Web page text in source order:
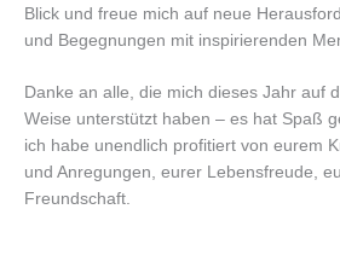
Blick und freue mich auf neue
und Begegnungen mit inspirierenden
Danke an alle, die mich dieses Jahr auf
Weise unterstützt haben – es hat Spaß
ich habe unendlich profitiert von eurem
und Anregungen, eurer Lebensfreude,
Freundschaft.